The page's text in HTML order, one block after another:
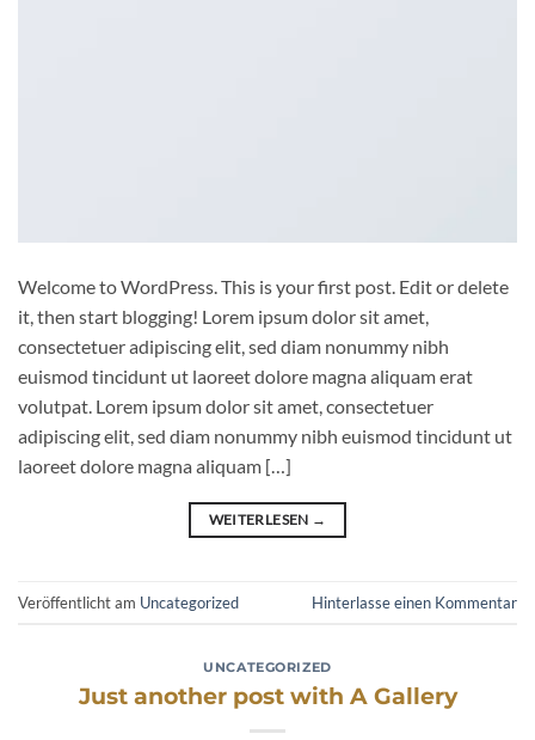
Welcome to WordPress. This is your first post. Edit or delete
it, then start blogging! Lorem ipsum dolor sit amet,
consectetuer adipiscing elit, sed diam nonummy nibh
euismod tincidunt ut laoreet dolore magna aliquam erat
volutpat. Lorem ipsum dolor sit amet, consectetuer
adipiscing elit, sed diam nonummy nibh euismod tincidunt ut
laoreet dolore magna aliquam […]
WEITERLESEN →
Veröffentlicht am Uncategorized Hinterlasse einen Kommentar
UNCATEGORIZED
Just another post with A Gallery